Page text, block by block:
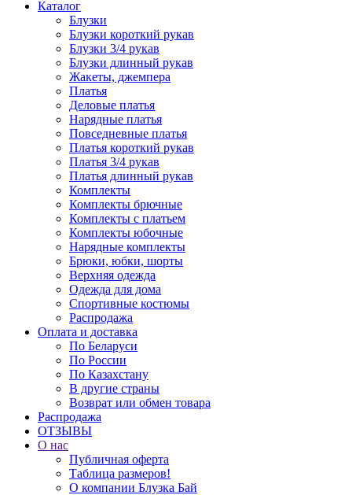
Каталог
Блузки
Блузки короткий рукав
Блузки 3/4 рукав
Блузки длинный рукав
Жакеты, джемпера
Платья
Деловые платья
Нарядные платья
Повседневные платья
Платья короткий рукав
Платья 3/4 рукав
Платья длинный рукав
Комплекты
Комплекты брючные
Комплекты с платьем
Комплекты юбочные
Нарядные комплекты
Брюки, юбки, шорты
Верхняя одежда
Одежда для дома
Спортивные костюмы
Распродажа
Оплата и доставка
По Беларуси
По России
По Казахстану
В другие страны
Возврат или обмен товара
Распродажа
ОТЗЫВЫ
О нас
Публичная оферта
Таблица размеров!
О компании Блузка Бай